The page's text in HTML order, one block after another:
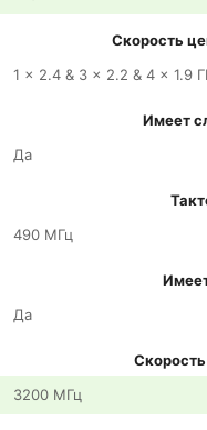
Скорость
1 x 2.4 & 3 x 2.2 & 4 x 1.9
Имеет
Да
490 МГц
Да
3200 МГц